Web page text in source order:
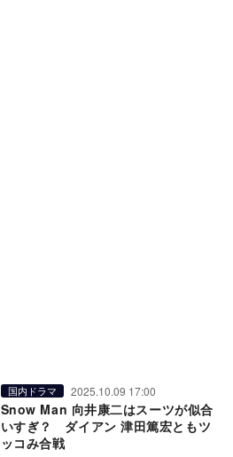
国内ドラマ 2025.10.09 17:00
Snow Man 向井康二はスーツが似合
いすぎ？ ダイアン 津田篤宏ともツ
ッコみ合戦